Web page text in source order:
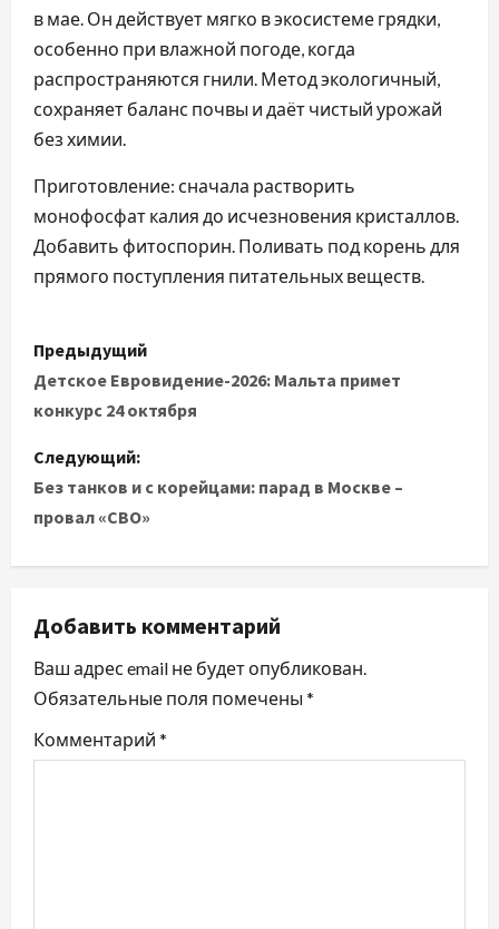
в мае. Он действует мягко в экосистеме грядки,
особенно при влажной погоде, когда
распространяются гнили. Метод экологичный,
сохраняет баланс почвы и даёт чистый урожай
без химии.
Приготовление: сначала растворить
монофосфат калия до исчезновения кристаллов.
Добавить фитоспорин. Поливать под корень для
прямого поступления питательных веществ.
Н
а
и
г
а
ц
и
я
п
Предыдущий
Детское Евровидение-2026: Мальта примет
конкурс 24 октября
Следующий:
Без танков и с корейцами: парад в Москве –
провал «СВО»
Добавить комментарий
Ваш адрес email не будет опубликован.
Обязательные поля помечены *
Комментарий *